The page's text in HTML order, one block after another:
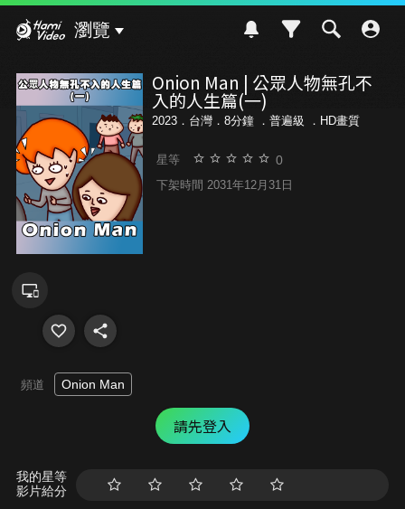
瀏覽
Onion Man | 公眾人物無孔不
入的人生篇(一)
2023．台灣．8分鐘 ． 普遍級 ．HD畫質
星等 0
下架時間 2031年12月31日
頻道 Onion Man
請先登入
我的星等
影片給分